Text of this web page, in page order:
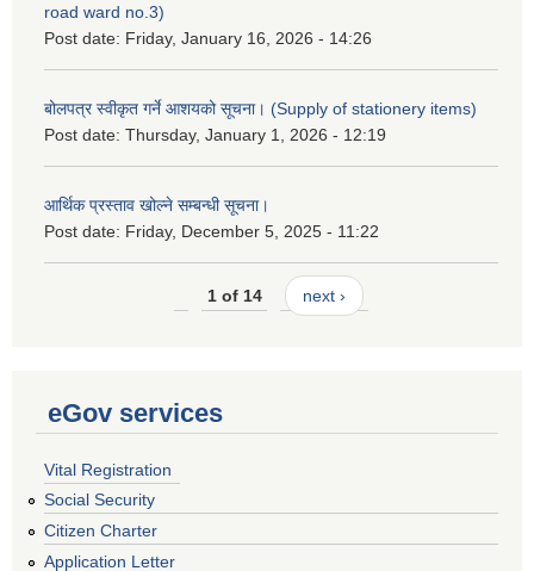
road ward no.3)
Post date: Friday, January 16, 2026 - 14:26
बोलपत्र स्वीकृत गर्ने आशयको सूचना। (Supply of stationery items)
Post date: Thursday, January 1, 2026 - 12:19
आर्थिक प्रस्ताव खोल्ने सम्बन्धी सूचना।
Post date: Friday, December 5, 2025 - 11:22
1 of 14 next ›
eGov services
Vital Registration
Social Security
Citizen Charter
Application Letter